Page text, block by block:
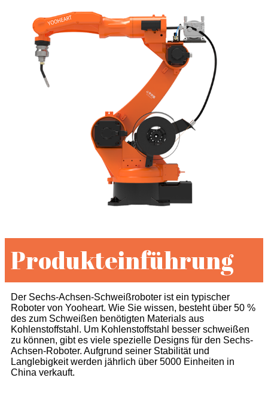
Produkteinführung
Der Sechs-Achsen-Schweißroboter ist ein typischer
Roboter von Yooheart. Wie Sie wissen, besteht über 50 %
des zum Schweißen benötigten Materials aus
Kohlenstoffstahl. Um Kohlenstoffstahl besser schweißen
zu können, gibt es viele spezielle Designs für den Sechs-
Achsen-Roboter. Aufgrund seiner Stabilität und
Langlebigkeit werden jährlich über 5000 Einheiten in
China verkauft.